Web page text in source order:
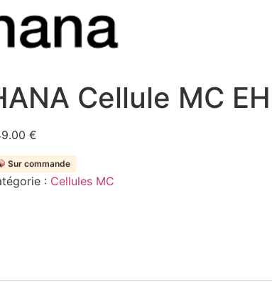
Cellule MC EH
€
Sur commande
: Cellules MC